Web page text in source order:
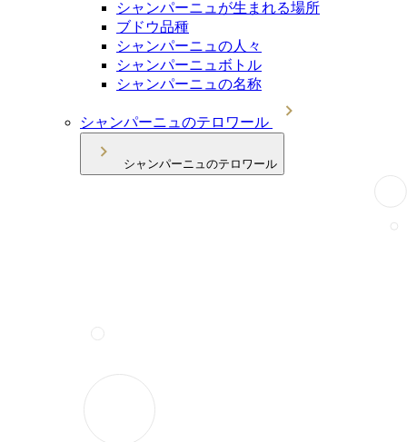
シャンパーニュが生まれる場所
ブドウ品種
シャンパーニュの人々
シャンパーニュボトル
シャンパーニュの名称
シャンパーニュのテロワール
シャンパーニュのテロワール